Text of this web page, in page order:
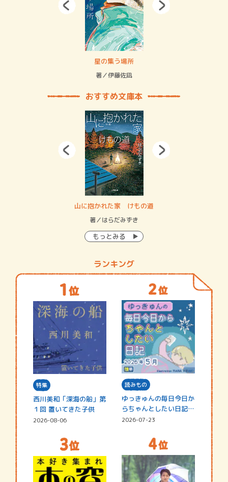
星の集う場所
著／伊藤佐凪
おすすめ文庫本
山に抱かれた家 けもの道
著／はらだみずき
もっとみる
ランキング
特集
西川美和「深海の船」第
１回 置いてきた子供
2026-08-06
読みもの
ゆっきゅんの毎日今日か
らちゃんとしたい日記
☆202…
2026-07-23